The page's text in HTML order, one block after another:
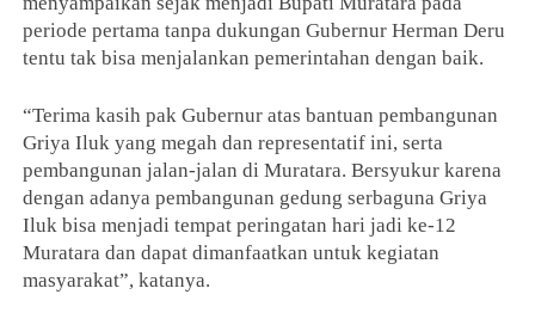
periode pertama tanpa dukungan Gubernur Herman Deru
tentu tak bisa menjalankan pemerintahan dengan baik.
“Terima kasih pak Gubernur atas bantuan pembangunan
Griya Iluk yang megah dan representatif ini, serta
pembangunan jalan-jalan di Muratara. Bersyukur karena
dengan adanya pembangunan gedung serbaguna Griya
Iluk bisa menjadi tempat peringatan hari jadi ke-12
Muratara dan dapat dimanfaatkan untuk kegiatan
masyarakat”, katanya.